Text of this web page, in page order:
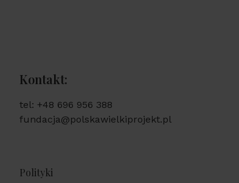
Kontakt:
tel: +48 696 956 388
fundacja@polskawielkiprojekt.pl
Polityki